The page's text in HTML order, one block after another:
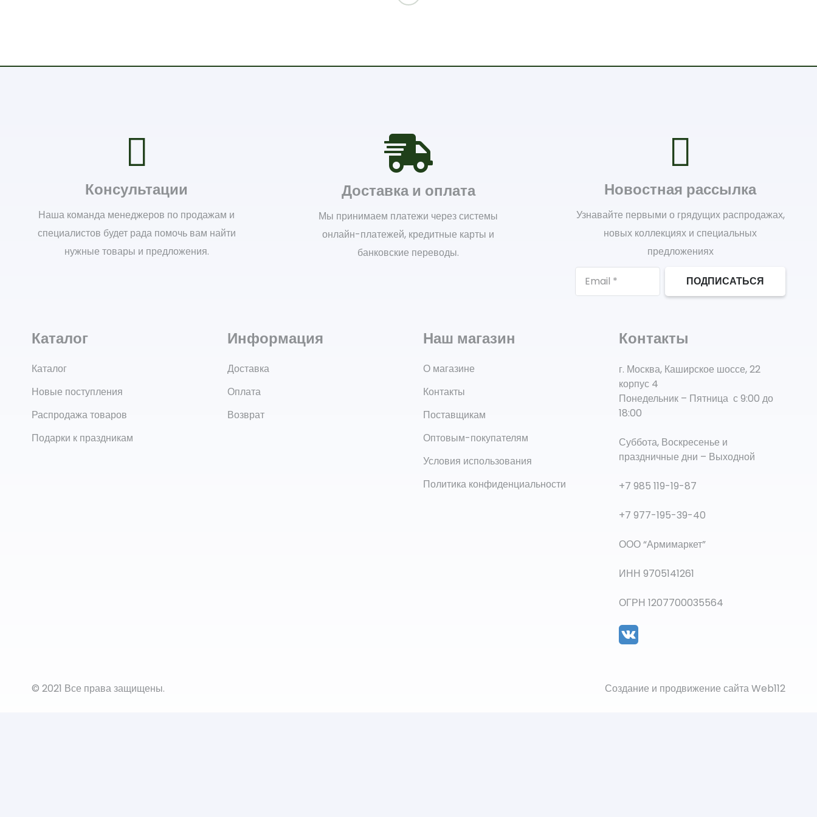
Консультации
Наша команда менеджеров по продажам и
специалистов будет рада помочь вам найти
нужные товары и предложения.
Доставка и оплата
Мы принимаем платежи через системы
онлайн-платежей, кредитные карты и
банковские переводы.
Новостная рассылка
Узнавайте первыми о грядущих распродажах,
новых коллекциях и специальных
предложениях
ПОДПИСАТЬСЯ
Каталог
Каталог
Новые поступления
Распродажа товаров
Подарки к праздникам
Информация
Доставка
Оплата
Возврат
Наш магазин
О магазине
Контакты
Поставщикам
Оптовым-покупателям
Условия использования
Политика конфиденциальности
Контакты
г. Москва, Каширское шоссе, 22
корпус 4
Понедельник – Пятница с 9:00 до
18:00
Суббота, Воскресенье и
праздничные дни – Выходной
+7 985 119-19-87
+7 977-195-39-40
ООО “Армимаркет”
ИНН 9705141261
ОГРН 1207700035564
© 2021 Все права защищены. Создание и продвижение сайта Web112